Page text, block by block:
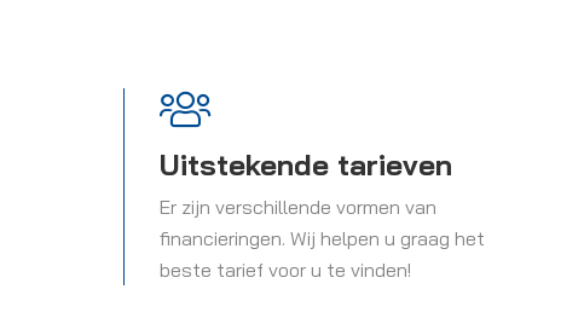
Uitstekende tarieven
Er zijn verschillende vormen van
financieringen. Wij helpen u graag het
beste tarief voor u te vinden!